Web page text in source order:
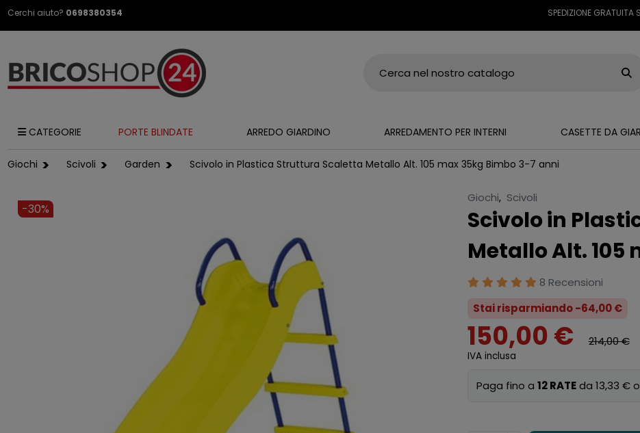
Cerchi aiuto? 0698380354 SPEDIZIONE GRATUITA SU
CATEGORIE PORTE BLINDATE ARREDO GIARDINO ARREDAMENTO PER INTERNI CASETTE DA
Giochi Scivoli Garden Scivolo in Plastica Struttura Scaletta Metallo Alt. 105 max 35kg Bimbo 3-7 anni
-30%
Giochi, Scivoli
Scivolo in
Metallo Alt. 105
8 Recensioni
Stai risparmiando -64,00 €
150,00 € 214,00 €
IVA inclusa
Paga fino a12 RATEda 13,33 €